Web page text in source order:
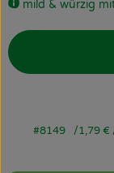
Schulen &
Über uns
mild & würzig
#8149 1,79 €